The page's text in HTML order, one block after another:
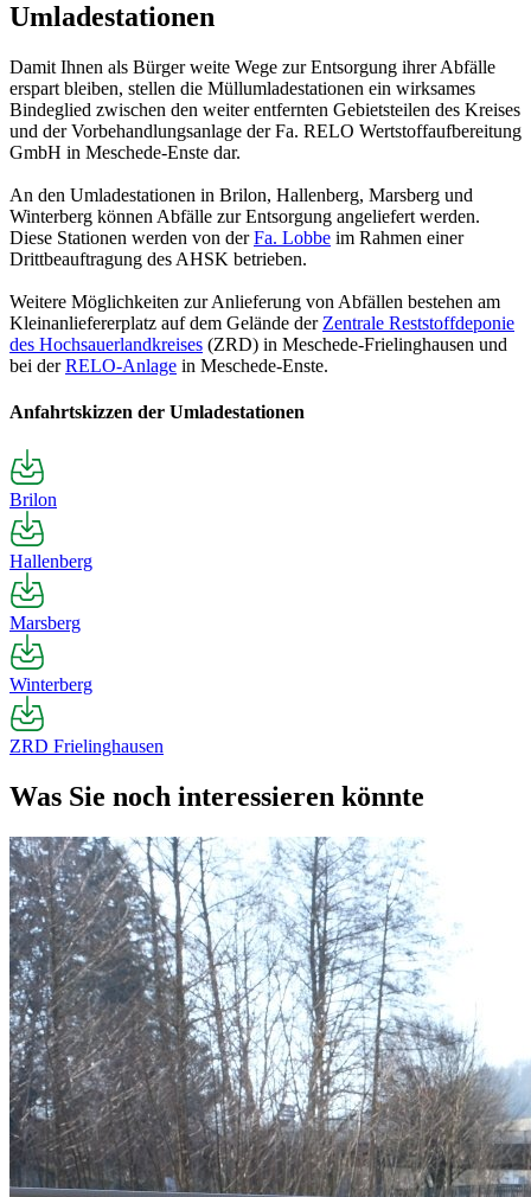
Umladestationen
Damit Ihnen als Bürger weite Wege zur Entsorgung ihrer Abfälle
erspart bleiben, stellen die Müllumladestationen ein wirksames
Bindeglied zwischen den weiter entfernten Gebietsteilen des Kreises
und der Vorbehandlungsanlage der Fa. RELO Wertstoffaufbereitung
GmbH in Meschede-Enste dar.
An den Umladestationen in Brilon, Hallenberg, Marsberg und
Winterberg können Abfälle zur Entsorgung angeliefert werden.
Diese Stationen werden von derFa. Lobbe im Rahmen einer
Drittbeauftragung des AHSK betrieben.
Weitere Möglichkeiten zur Anlieferung von Abfällen bestehen am
Kleinanliefererplatz auf dem Gelände der Zentrale Reststoffdeponie
des Hochsauerlandkreises (ZRD) in Meschede-Frielinghausen und
bei derRELO-Anlage in Meschede-Enste.
Anfahrtskizzen der Umladestationen
Brilon
Hallenberg
Marsberg
Winterberg
ZRD Frielinghausen
Was Sie noch interessieren könnte